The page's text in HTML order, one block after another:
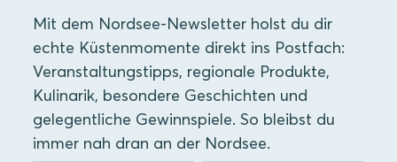
Mit dem Nordsee-Newsletter holst du dir
echte Küstenmomente direkt ins Postfach:
Veranstaltungstipps, regionale Produkte,
Kulinarik, besondere Geschichten und
gelegentliche Gewinnspiele. So bleibst du
immer nah dran an der Nordsee.